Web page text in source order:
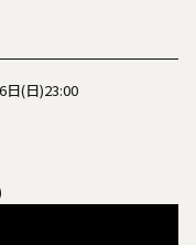
(日)23:00